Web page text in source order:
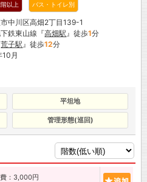
以上 バス・トイレ別
中川区高畑2丁目139-1
鉄東山線『高畑駅』徒歩1分
荒子駅』徒歩12分
10月
平坦地
管理形態(巡回)
：3,000円